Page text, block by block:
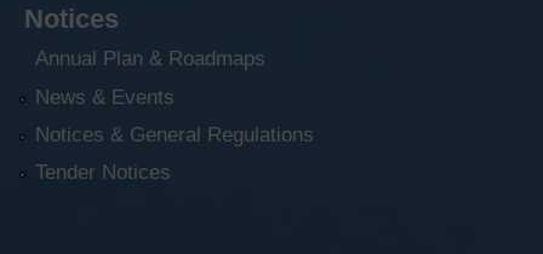
Notices
Annual Plan & Roadmaps
News & Events
Notices & General Regulations
Tender Notices